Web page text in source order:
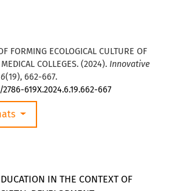
IN THE CONTEXT OF
FORMING ECOLOGICAL CULTURE OF
COLLEGES. (2024). Innovative
6(19), 662-667.
619X.2024.6.19.662-667